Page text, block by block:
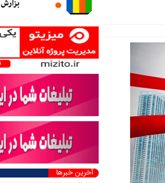
آخرین خبرها